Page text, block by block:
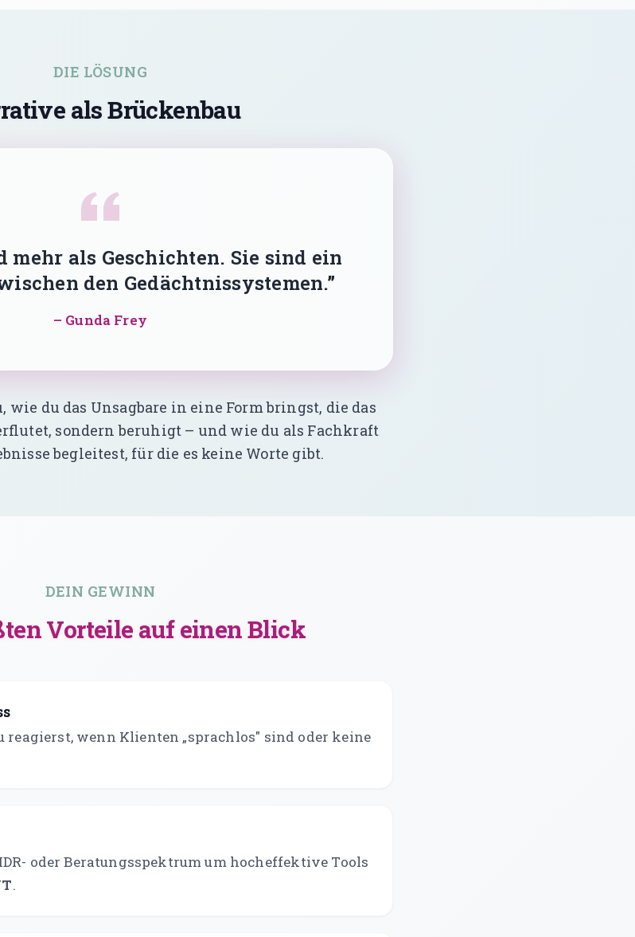
DIE LÖSUNG
als Brückenbau
mehr als Geschichten. Sie sind ein
den Gedächtnissystemen.”
– Gunda Frey
wie du das Unsagbare in eine Form bringst, die das
sondern beruhigt – und wie du als Fachkraft
begleitest, für die es keine Worte gibt.
DEIN GEWINN
Vorteile auf einen Blick
reagierst, wenn Klienten „sprachlos" sind oder keine
oder Beratungsspektrum um hocheffektive Tools
.